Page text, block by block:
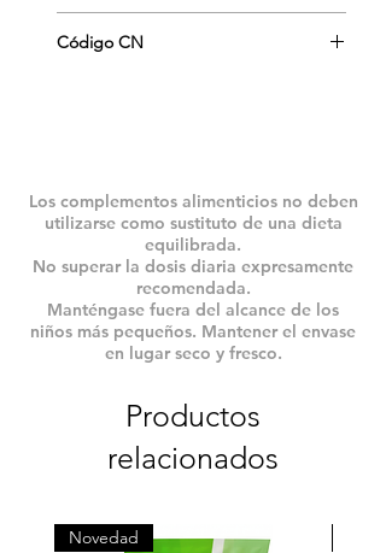
dejar reposar y colar. Tomar de 2 a 3
tazas al día.
Código CN
Los complementos alimenticios no deben
utilizarse como sustituto de una dieta
equilibrada.
No superar la dosis diaria expresamente
recomendada.
Manténgase fuera del alcance de los
niños más pequeños. Mantener el envase
en lugar seco y fresco.
Productos
relacionados
Novedad